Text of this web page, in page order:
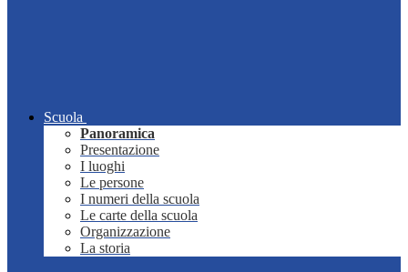
Scuola
Panoramica
Presentazione
I luoghi
Le persone
I numeri della scuola
Le carte della scuola
Organizzazione
La storia